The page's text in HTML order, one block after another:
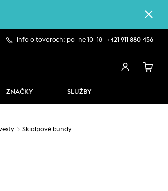
info o tovaroch: po–ne 10–18 +421 911 880 456
ZNAČKY SLUŽBY
Skialpové bundy